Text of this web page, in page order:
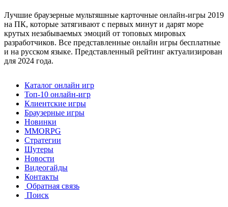
Лучшие браузерные мультяшные карточные онлайн-игры 2019
на ПК, которые затягивают с первых минут и дарят море
крутых незабываемых эмоций от топовых мировых
разработчиков. Все представленные онлайн игры бесплатные
и на русском языке. Представленный рейтинг актуализирован
для 2024 года.
Каталог онлайн игр
Топ-10 онлайн-игр
Клиентские игры
Браузерные игры
Новинки
MMORPG
Стратегии
Шутеры
Новости
Видеогайды
Контакты
Обратная связь
Поиск